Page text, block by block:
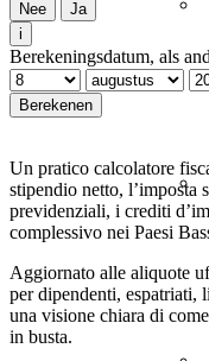
Nee
Ja
i
Berekeningsdatum, als
Berekenen
Un pratico calcolatore
stipendio netto,
previdenziali, i crediti
complessivo nei Paesi
Aggiornato alle aliquote
per dipendenti, espatriati,
una visione chiara di
in busta.